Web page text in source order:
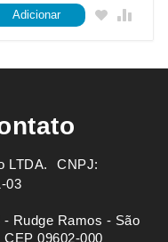
Adicionar
ㅤㅤㅤ CNPJ:
03
- Rudge Ramos - São
09602-000